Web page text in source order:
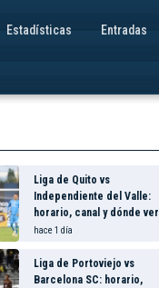
Estadísticas Entradas
Liga de Quito vs
Independiente del Valle:
horario, canal y dónde ver
EN VIVO el partidazo por la
hace 1 día
Liga de Portoviejo vs
Barcelona SC: horario,